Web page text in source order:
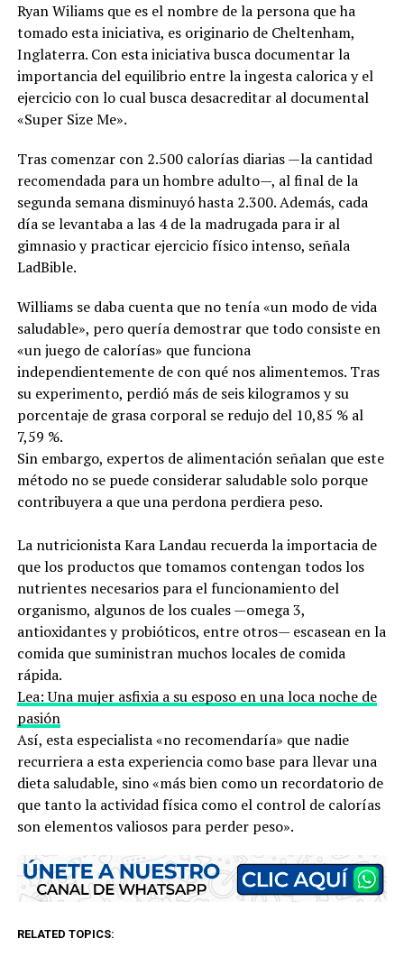
Ryan Wiliams que es el nombre de la persona que ha
tomado esta iniciativa, es originario de Cheltenham,
Inglaterra. Con esta iniciativa busca documentar la
importancia del equilibrio entre la ingesta calorica y el
ejercicio con lo cual busca desacreditar al documental
«Super Size Me».
Tras comenzar con 2.500 calorías diarias —la cantidad
recomendada para un hombre adulto—, al final de la
segunda semana disminuyó hasta 2.300. Además, cada
día se levantaba a las 4 de la madrugada para ir al
gimnasio y practicar ejercicio físico intenso, señala
LadBible.
Williams se daba cuenta que no tenía «un modo de vida
saludable», pero quería demostrar que todo consiste en
«un juego de calorías» que funciona
independientemente de con qué nos alimentemos. Tras
su experimento, perdió más de seis kilogramos y su
porcentaje de grasa corporal se redujo del 10,85 % al
7,59 %.
Sin embargo, expertos de alimentación señalan que este
método no se puede considerar saludable solo porque
contribuyera a que una perdona perdiera peso.
La nutricionista Kara Landau recuerda la importacia de
que los productos que tomamos contengan todos los
nutrientes necesarios para el funcionamiento del
organismo, algunos de los cuales —omega 3,
antioxidantes y probióticos, entre otros— escasean en la
comida que suministran muchos locales de comida
rápida.
Lea: Una mujer asfixia a su esposo en una loca noche de
pasión
Así, esta especialista «no recomendaría» que nadie
recurriera a esta experiencia como base para llevar una
dieta saludable, sino «más bien como un recordatorio de
que tanto la actividad física como el control de calorías
son elementos valiosos para perder peso».
RELATED TOPICS: